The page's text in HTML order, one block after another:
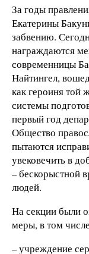
За годы
Екатерины
забвению.
награждаются
современницы
Найтингел,
как героиня той
системы
первый год
Общество
пытаются
увековечить в
– бескорыстной
людей.
На секции были
меры, в том числе
– учреждение